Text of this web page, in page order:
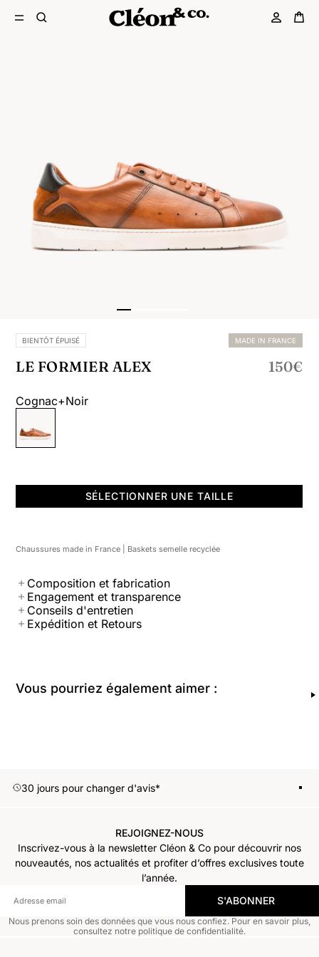
BIENTÔT ÉPUISÉ MADE IN FRANCE
LE FORMIER ALEX Prix
150€
Cognac+noir
SÉLECTIONNER UNE TAILLE
Chaussures made in France | Baskets semelle recyclée
Composition et fabrication
Engagement et transparence
Conseils d'entretien
Expédition et Retours
Vous pourriez également aimer :
30 jours pour changer d'avis* 12
REJOIGNEZ-NOUS
Inscrivez-vous à la newsletter Cléon & Co pour découvrir nos
nouveautés, nos actualités et profiter d’offres exclusives toute
l’année.
S'ABONNER
Nous prenons soin des données que vous nous confiez. Pour en savoir plus,
consultez notre politique de confidentialité.